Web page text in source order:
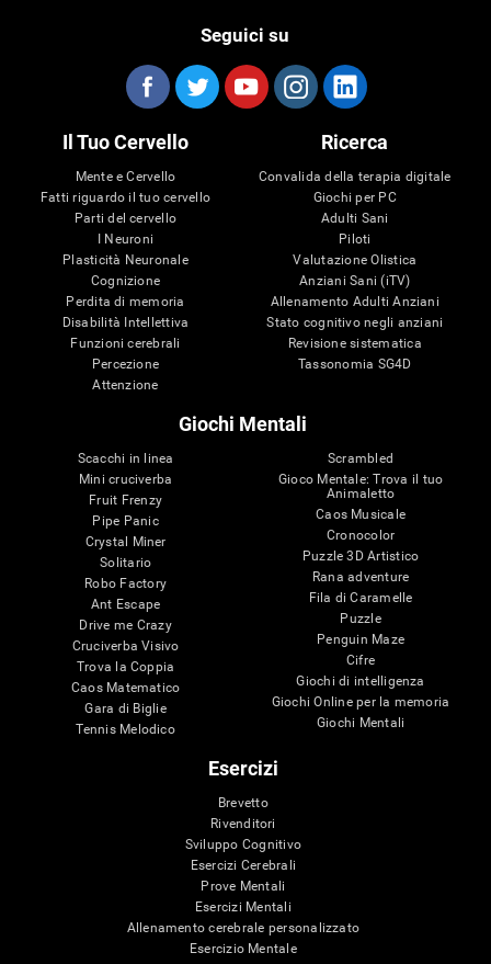
Seguici su
Il Tuo Cervello
Mente e Cervello
Fatti riguardo il tuo cervello
Parti del cervello
I Neuroni
Plasticità Neuronale
Cognizione
Perdita di memoria
Disabilità Intellettiva
Funzioni cerebrali
Percezione
Attenzione
Ricerca
Convalida della terapia digitale
Giochi per PC
Adulti Sani
Piloti
Valutazione Olistica
Anziani Sani (iTV)
Allenamento Adulti Anziani
Stato cognitivo negli anziani
Revisione sistematica
Tassonomia SG4D
Giochi Mentali
Scacchi in linea
Mini cruciverba
Fruit Frenzy
Pipe Panic
Crystal Miner
Solitario
Robo Factory
Ant Escape
Drive me Crazy
Cruciverba Visivo
Trova la Coppia
Caos Matematico
Gara di Biglie
Tennis Melodico
Scrambled
Gioco Mentale: Trova il tuo
Animaletto
Caos Musicale
Cronocolor
Puzzle 3D Artistico
Rana adventure
Fila di Caramelle
Puzzle
Penguin Maze
Cifre
Giochi di intelligenza
Giochi Online per la memoria
Giochi Mentali
Esercizi
Brevetto
Rivenditori
Sviluppo Cognitivo
Esercizi Cerebrali
Prove Mentali
Esercizi Mentali
Allenamento cerebrale personalizzato
Esercizio Mentale